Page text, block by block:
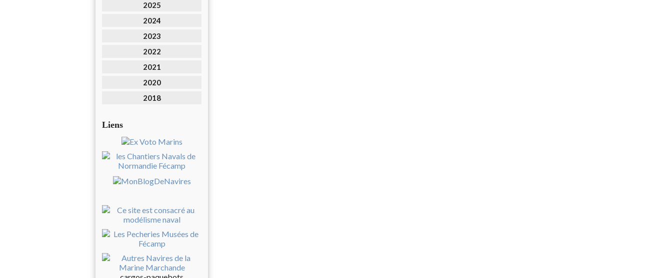
2025
2024
2023
2022
2021
2020
2018
Liens